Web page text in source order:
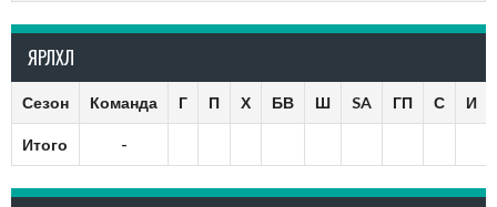
ЯРЛХЛ
Сезон Команда Г П Х БВ Ш SA ГП С И
Итого -